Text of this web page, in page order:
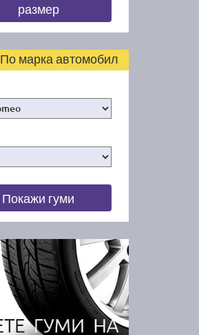
размер
По марка автомобил
Покажи гуми